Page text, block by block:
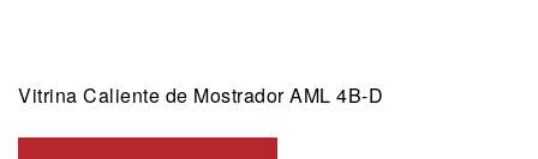
Vitrina Caliente de Mostrador AML 4B-D